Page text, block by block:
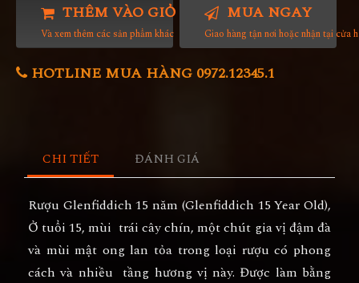
THÊM VÀO GIỎ HÀNG
Và xem thêm các sản phẩm khác
MUA NGAY
Giao hàng tận nơi hoặc nhận tại cửa
HOTLINE MUA HÀNG 0972.12345.1
CHI TIẾT ĐÁNH GIÁ
Rượu Glenfiddich 15 năm (Glenfiddich 15 Year Old),
Ở tuổi 15, mùi trái cây chín, một chút gia vị đậm đà
và mùi mật ong lan tỏa trong loại rượu có phong
cách và nhiều tầng hương vị này. Được làm bằng